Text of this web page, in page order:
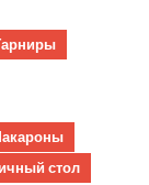
стол